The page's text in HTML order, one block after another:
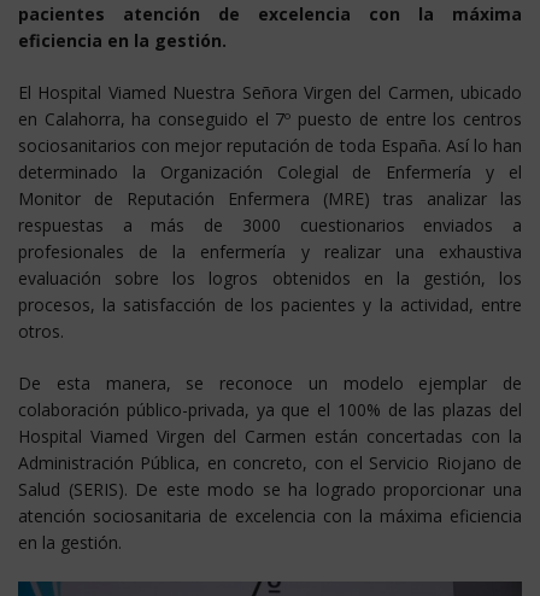
pacientes atención de excelencia con la máxima
eficiencia en la gestión.
El Hospital Viamed Nuestra Señora Virgen del Carmen, ubicado
en Calahorra, ha conseguido el 7º puesto de entre los centros
sociosanitarios con mejor reputación de toda España. Así lo han
determinado la Organización Colegial de Enfermería y el
Monitor de Reputación Enfermera (MRE) tras analizar las
respuestas a más de 3000 cuestionarios enviados a
profesionales de la enfermería y realizar una exhaustiva
evaluación sobre los logros obtenidos en la gestión, los
procesos, la satisfacción de los pacientes y la actividad, entre
otros.
De esta manera, se reconoce un modelo ejemplar de
colaboración público-privada, ya que el 100% de las plazas del
Hospital Viamed Virgen del Carmen están concertadas con la
Administración Pública, en concreto, con el Servicio Riojano de
Salud (SERIS). De este modo se ha logrado proporcionar una
atención sociosanitaria de excelencia con la máxima eficiencia
en la gestión.